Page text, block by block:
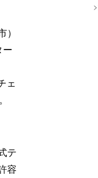
ー
ェ
テ
容